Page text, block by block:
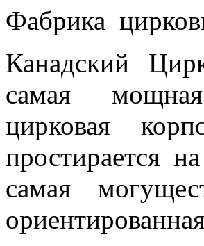
Фабрика
Канадский
самая мощная
цирковая
простирается
самая